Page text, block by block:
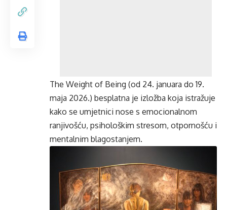
The Weight of Being (od 24. januara do 19.
maja 2026.) besplatna je izložba koja istražuje
kako se umjetnici nose s emocionalnom
ranjivošću, psihološkim stresom, otpornošću i
mentalnim blagostanjem.